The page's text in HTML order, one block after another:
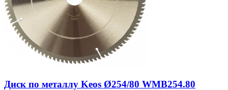
Диск по металлу Keos Ø254/80 WMB254.80